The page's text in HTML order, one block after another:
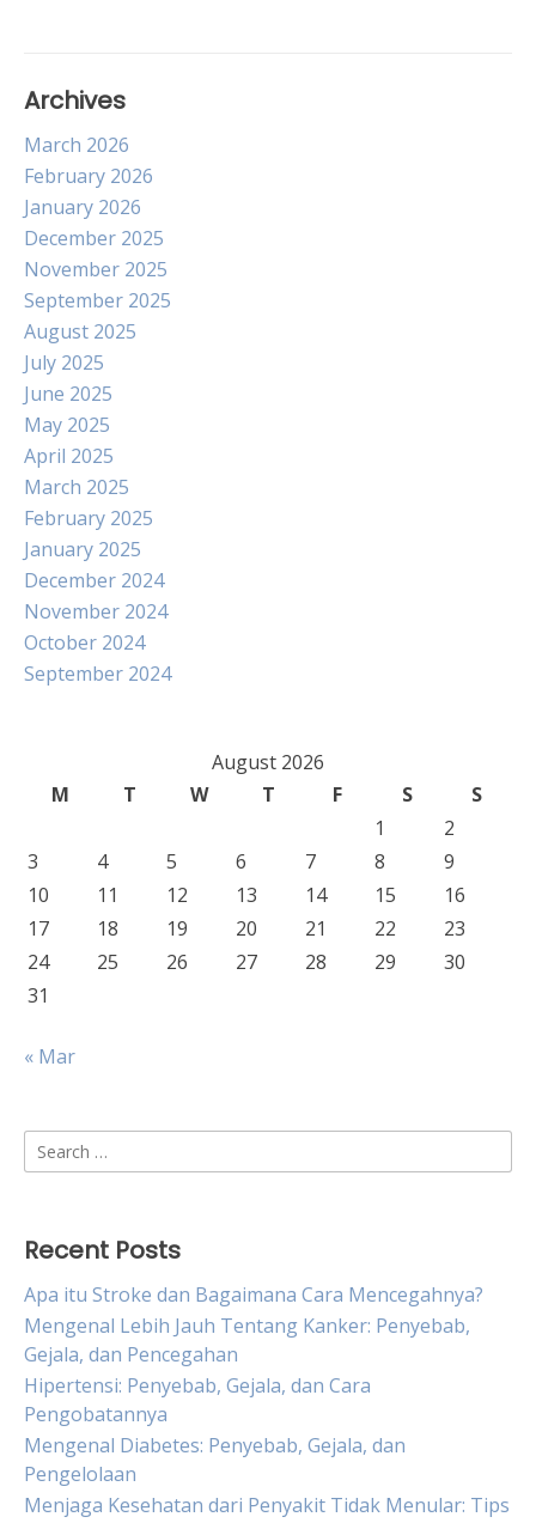
Archives
March 2026
February 2026
January 2026
December 2025
November 2025
September 2025
August 2025
July 2025
June 2025
May 2025
April 2025
March 2025
February 2025
January 2025
December 2024
November 2024
October 2024
September 2024
August 2026
M
T W T F S
S
1
2
3
4 5 6 7 8
9
10
11 12 13 14 15
16
17
18 19 20 21 22
23
24
25 26 27 28 29
30
31
« Mar
Search
for:
Recent Posts
Apa itu Stroke dan Bagaimana Cara Mencegahnya?
Mengenal Lebih Jauh Tentang Kanker: Penyebab,
Gejala, dan Pencegahan
Hipertensi: Penyebab, Gejala, dan Cara
Pengobatannya
Mengenal Diabetes: Penyebab, Gejala, dan
Pengelolaan
Menjaga Kesehatan dari Penyakit Tidak Menular: Tips